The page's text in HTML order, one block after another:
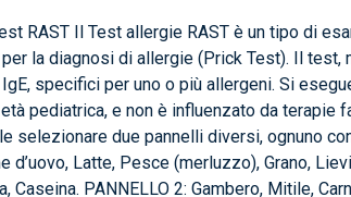
RAST Il Test allergie RAST è un tipo di
la diagnosi di allergie (Prick Test). Il
specifici per uno o più allergeni. Si
pediatrica, e non è influenzato da terapie
selezionare due pannelli diversi, ognuno
d’uovo, Latte, Pesce (merluzzo), Grano,
Caseina. PANNELLO 2: Gambero, Mitile,